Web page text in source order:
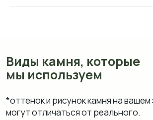
Мансуровский
Мрамор Коелга